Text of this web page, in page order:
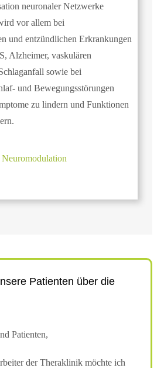
neuronaler Netzwerke
vor allem bei
und entzündlichen Erkrankungen
Alzheimer, vaskulären
sowie bei
und Bewegungsstörungen
zu lindern und Funktionen
Patienten über die
Patienten,
der Theraklinik möchte ich